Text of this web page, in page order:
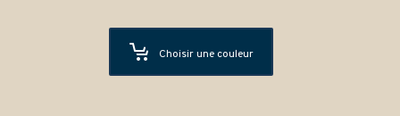
Choisir une couleur